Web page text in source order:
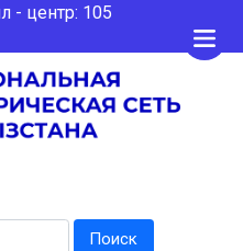
- центр: 105
Поиск